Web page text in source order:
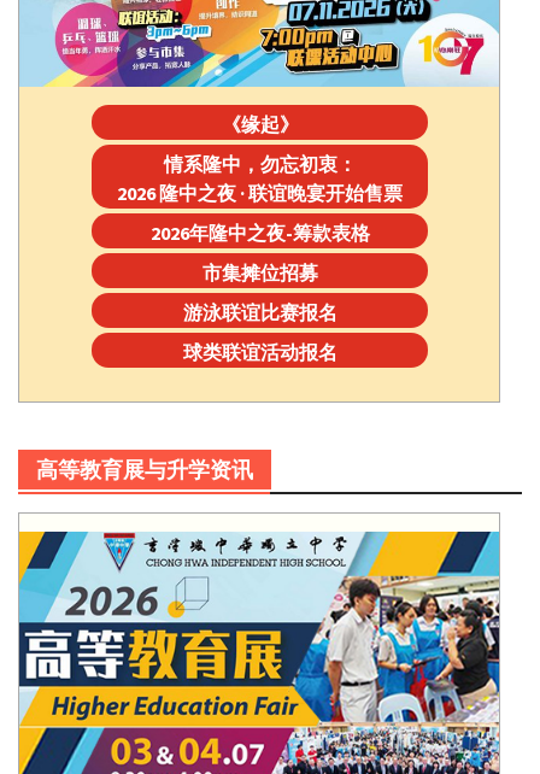
《缘起》
情系隆中，勿忘初衷：
2026 隆中之夜 · 联谊晚宴开始售票
2026年隆中之夜-筹款表格
市集摊位招募
游泳联谊比赛报名
球类联谊活动报名
高等教育展与升学资讯